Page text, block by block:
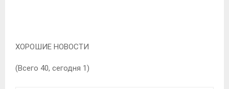
ХОРОШИЕ НОВОСТИ
(Всего 40, сегодня 1)